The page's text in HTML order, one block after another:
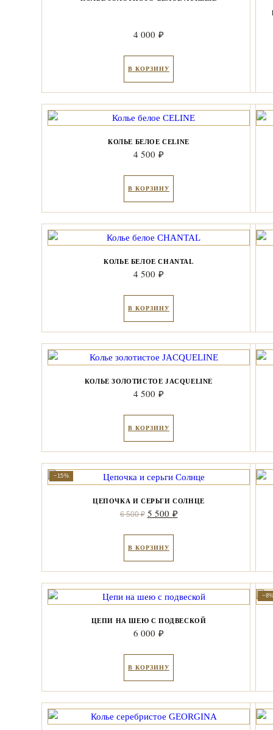
4 000 ₽
В КОРЗИНУ
КОЛЬЕ БЕЛОЕ CELINE
4 500 ₽
В КОРЗИНУ
КОЛЬЕ БЕЛОЕ CHANTAL
4 500 ₽
В КОРЗИНУ
КОЛЬЕ ЗОЛОТИСТОЕ JACQUELINE
4 500 ₽
В КОРЗИНУ
−15%
ЦЕПОЧКА И СЕРЬГИ СОЛНЦЕ
6 500₽ Первоначальная
500 ₽.
5 500 ₽Текущая
В КОРЗИНУ
ЦЕПИ НА ШЕЮ С ПОДВЕСКОЙ
6 000 ₽
В КОРЗИНУ